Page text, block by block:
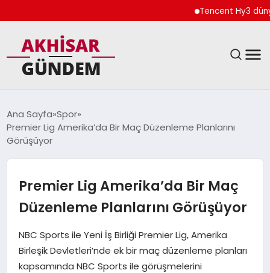
Tencent Hy3
DÜNYA
YAŞAM
Ana Sayfa Spor
Premier Lig Amerika’da Bir Maç Düzenleme Planlarını
Görüşüyor
Premier Lig Amerika’da Bir Maç
Düzenleme Planlarını Görüşüyor
NBC Sports ile Yeni İş Birliği Premier Lig, Amerika
Birleşik Devletleri’nde ek bir maç düzenleme planları
kapsamında NBC Sports ile görüşmelerini